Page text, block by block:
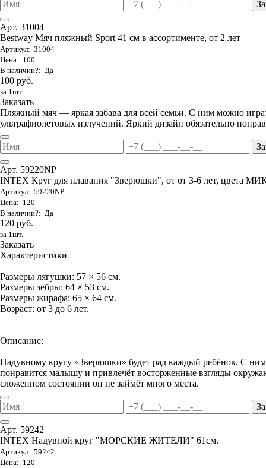
Арт. 31004
Bestway Мяч пляжный Sport 41 см в ассортименте, от 2 лет
Артикул: 31004
Цена: 100
В наличии?: Да
100 руб.
за 1шт.
Заказать
Пляжный мяч — яркая забава для всей семьи. С ним можно
ультрафиолетовых излучений. Яркий дизайн обязательно
Арт. 59220NP
INTEX Круг для плавания "Зверюшки", от от 3-6 лет, цвета
Артикул: 59220NP
Цена: 120
В наличии?: Да
120 руб.
за 1шт.
Заказать
Характеристики
Размеры лягушки: 57 × 56 см.
Размеры зебры: 64 × 53 см.
Размеры жирафа: 65 × 64 см.
Возраст: от 3 до 6 лет.
Описание:
Надувному кругу «Зверюшки» будет рад каждый ребёнок. С
понравится малышу и привлечёт восторженные взгляды
сложенном состоянии он не займёт много места.
Арт. 59242
INTEX Надувной круг "МОРСКИЕ ЖИТЕЛИ" 61см.
Артикул: 59242
Цена: 120